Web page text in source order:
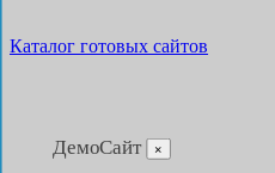
Каталог готовых сайтов
ДемоСайт ×